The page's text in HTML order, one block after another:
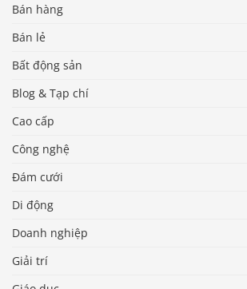
Bán hàng
Bán lẻ
Bất động sản
Blog & Tạp chí
Cao cấp
Công nghệ
Đám cưới
Di động
Doanh nghiệp
Giải trí